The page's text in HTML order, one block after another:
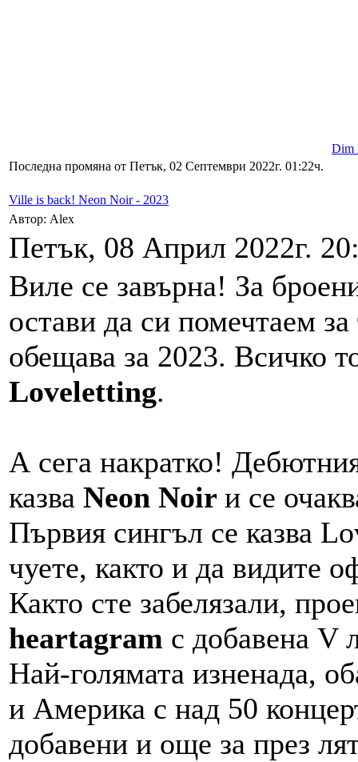
Dim
Последна промяна от Петък, 02 Септември 2022г. 01:22ч.
Ville is back! Neon Noir - 2023
Автор: Alex
Петък, 08 Април 2022г.
Виле се завърна! За
остави да си помечтаем
обещава за 2023. Всичко
Loveletting.
А сега накратко!
казва Neon Noir и се
Първия сингъл се казва
чуете, както и да видите
Както сте забелязали,
heartagram с добавена V
Най-голямата изненада,
и Америка с над 50
добавени и още за през